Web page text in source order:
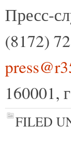
Пресс-
(8172)
160001,
FILED